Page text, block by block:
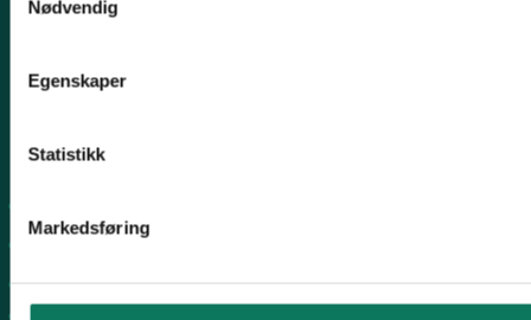
Nødvendig
Egenskaper
Statistikk
Markedsføring
Snarveier